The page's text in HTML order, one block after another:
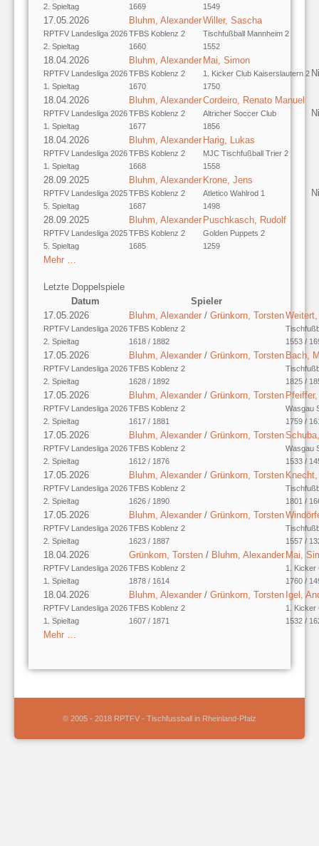
2. Spieltag 1669 1549
17.05.2026
RPTFV Landesliga 2026
2. Spieltag
Bluhm, Alexander
TFBS Koblenz 2
1660
Willer, Sascha
Tischfußball Mannheim 2
1552
18.04.2026
RPTFV Landesliga 2026
1. Spieltag
Bluhm, Alexander
TFBS Koblenz 2
1670
Mai, Simon
1. Kicker Club Kaiserslautern 2
1750
18.04.2026
RPTFV Landesliga 2026
1. Spieltag
Bluhm, Alexander
TFBS Koblenz 2
1677
Cordeiro, Renato Manuel
Altricher Soccer Club
1856
18.04.2026
RPTFV Landesliga 2026
1. Spieltag
Bluhm, Alexander
TFBS Koblenz 2
1668
Harig, Lukas
MJC Tischfußball Trier 2
1558
28.09.2025
RPTFV Landesliga 2025
5. Spieltag
Bluhm, Alexander
TFBS Koblenz 2
1687
Krone, Jens
Atletico Wahlrod 1
1498
28.09.2025
RPTFV Landesliga 2025
5. Spieltag
Bluhm, Alexander
TFBS Koblenz 2
1685
Puschkasch, Rudolf
Golden Puppets 2
1259
Mehr …
Letzte Doppelspiele
Datum
Spieler
17.05.2026
RPTFV Landesliga 2026
2. Spieltag
Bluhm, Alexander / Grünkorn, Torsten
TFBS Koblenz 2
1618 / 1882
1553 /
17.05.2026
RPTFV Landesliga 2026
2. Spieltag
Bluhm, Alexander / Grünkorn, Torsten
TFBS Koblenz 2
1628 / 1892
Bach,
1825 /
17.05.2026
RPTFV Landesliga 2026
2. Spieltag
Bluhm, Alexander / Grünkorn, Torsten
TFBS Koblenz 2
1617 / 1881
Wasgau
1759 /
17.05.2026
RPTFV Landesliga 2026
2. Spieltag
Bluhm, Alexander / Grünkorn, Torsten
TFBS Koblenz 2
1612 / 1876
Wasgau
1533 /
17.05.2026
RPTFV Landesliga 2026
2. Spieltag
Bluhm, Alexander / Grünkorn, Torsten
TFBS Koblenz 2
1626 / 1890
1801 /
17.05.2026
RPTFV Landesliga 2026
2. Spieltag
Bluhm, Alexander / Grünkorn, Torsten
TFBS Koblenz 2
1623 / 1887
1557 /
18.04.2026
RPTFV Landesliga 2026
1. Spieltag
Grünkorn, Torsten / Bluhm, Alexander
TFBS Koblenz 2
1878 / 1614
Mai,
1. Kicker
1760 /
18.04.2026
RPTFV Landesliga 2026
1. Spieltag
Bluhm, Alexander / Grünkorn, Torsten
TFBS Koblenz 2
1607 / 1871
Igel,
1. Kicker
1532 /
Mehr …
© 2005 - 2018 RPTFV - Tischfussball in Rheinland-Pfalz